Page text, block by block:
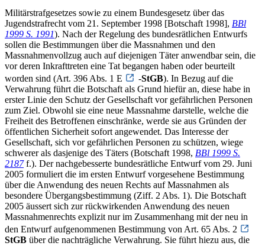
Militärstrafgesetzes sowie zu einem Bundesgesetz über das
Jugendstrafrecht vom 21. September 1998 [Botschaft 1998], BBl
1999 S. 1991). Nach der Regelung des bundesrätlichen Entwurfs
sollen die Bestimmungen über die Massnahmen und den
Massnahmenvollzug auch auf diejenigen Täter anwendbar sein, die
vor deren Inkrafttreten eine Tat begangen haben oder beurteilt
worden sind (Art. 396 Abs. 1 E
-StGB). In Bezug auf die
Verwahrung führt die Botschaft als Grund hiefür an, diese habe in
erster Linie den Schutz der Gesellschaft vor gefährlichen Personen
zum Ziel. Obwohl sie eine neue Massnahme darstelle, welche die
Freiheit des Betroffenen einschränke, werde sie aus Gründen der
öffentlichen Sicherheit sofort angewendet. Das Interesse der
Gesellschaft, sich vor gefährlichen Personen zu schützen, wiege
schwerer als dasjenige des Täters (Botschaft 1998, BBl 1999 S.
2187f.). Der nachgebesserte bundesrätliche Entwurf vom 29. Juni
2005 formuliert die im ersten Entwurf vorgesehene Bestimmung
über die Anwendung des neuen Rechts auf Massnahmen als
besondere Übergangsbestimmung (Ziff. 2 Abs. 1). Die Botschaft
2005 äussert sich zur rückwirkenden Anwendung des neuen
Massnahmenrechts explizit nur im Zusammenhang mit der neu in
den Entwurf aufgenommenen Bestimmung von Art. 65 Abs. 2
StGB über die nachträgliche Verwahrung. Sie führt hiezu aus, die